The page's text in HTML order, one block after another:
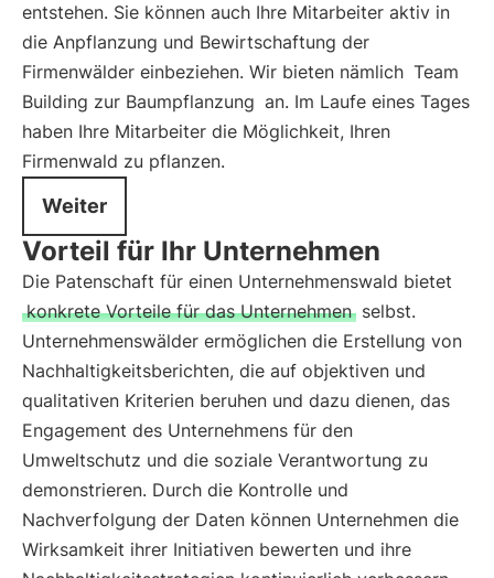
entstehen. Sie können auch Ihre Mitarbeiter aktiv in
die Anpflanzung und Bewirtschaftung der
Firmenwälder einbeziehen. Wir bieten nämlich Team
Building zur Baumpflanzung an. Im Laufe eines Tages
haben Ihre Mitarbeiter die Möglichkeit, Ihren
Firmenwald zu pflanzen.
Weiter
Vorteil für Ihr Unternehmen
Die Patenschaft für einen Unternehmenswald bietet
konkrete Vorteile für das Unternehmen selbst.
Unternehmenswälder ermöglichen die Erstellung von
Nachhaltigkeitsberichten, die auf objektiven und
qualitativen Kriterien beruhen und dazu dienen, das
Engagement des Unternehmens für den
Umweltschutz und die soziale Verantwortung zu
demonstrieren. Durch die Kontrolle und
Nachverfolgung der Daten können Unternehmen die
Wirksamkeit ihrer Initiativen bewerten und ihre